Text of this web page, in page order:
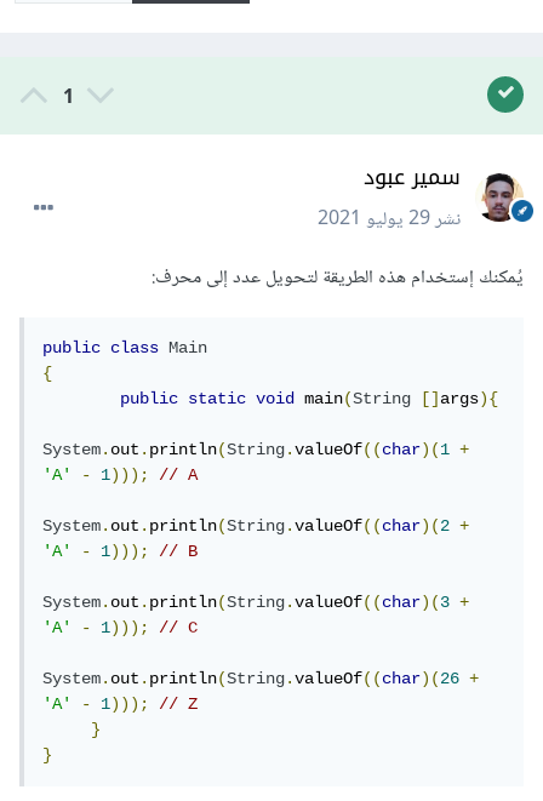
1
سمير عبود
نشر29 يوليو 2021
يُمكنك إستخدام هذه الطريقة لتحويل عدد إلى محرف:
public class
Main
{
public
static void main(String []args){
System.out.println(String.valueOf((char)(1
+
'A'
- 1))); // A
System.out.println(String.valueOf((char)(2
+
'A'
- 1))); // B
System.out.println(String.valueOf((char)(3
+
'A'
- 1))); // C
System.out.println(String.valueOf((char)(26
+
'A'
- 1)));
// Z
}
}